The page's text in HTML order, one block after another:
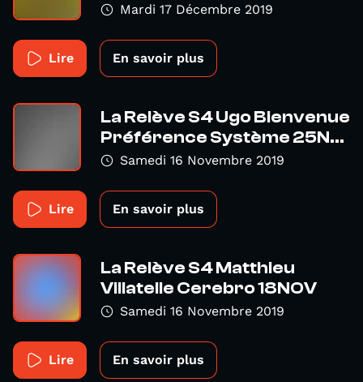
Mardi 17 Décembre 2019
Lire En savoir plus
La Relève S4 Ugo Bienvenue
Préférence Système 25N...
Samedi 16 Novembre 2019
Lire En savoir plus
La Relève S4 Matthieu
Villatelle Cerebro 18NOV
Samedi 16 Novembre 2019
Lire En savoir plus